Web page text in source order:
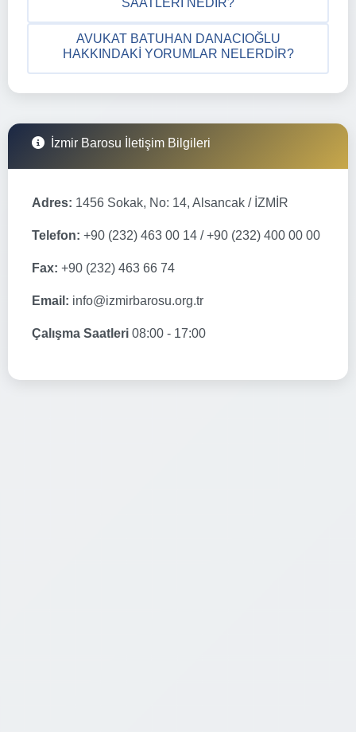
AVUKAT BATUHAN DANACIOĞLU
HAKKINDAKI YORUMLAR NELERDIR?
İzmir Barosu İletişim Bilgileri
Adres: 1456 Sokak, No: 14, Alsancak / İZMİR
Telefon: +90 (232) 463 00 14 / +90 (232) 400 00 00
Fax: +90 (232) 463 66 74
Email: info@izmirbarosu.org.tr
Çalışma Saatleri 08:00 - 17:00